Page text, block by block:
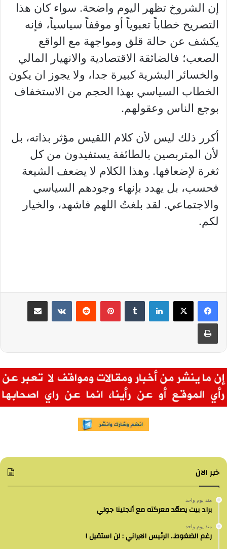
إن الشروخ تظهر اليوم واضحة. سواء كان هذا
التصريح خطاباً تعبوياً أو موقفاً سياسياً، فإنه
يكشف عن حالة قلق ومواجهة مع الواقع
الصعب؛ فالضائقة الاقتصادية والانهيار المالي
والخسائر البشرية كبيرة جدا، ولا يجوز ان يكون
الخطاب السياسي بهذا الحجم من الاستخفاف
بوجع الناس وعقولهم.
أكرر ذلك ليس لأن كلام اللقيس مؤثر بذاته، بل
لأن المتربصين بالطائفة يستفيدون من كل
ثغرة لإضعافها. وهذا الكلام لا يضعف الشيعة
فحسب، بل يهدد بإنهاء وجودهم السياسي
والاجتماعي. لقد بلغتُ اللهم فاشهد، والخيار
لكم.
لينكدإن بينتيريست مشاركة عبر البريد
طباعة
خبر الان
منذ يوم واحد
براد بيت يصعّد معركته مع أنجلينا جولي
منذ يوم واحد
رغم الضغوط.. الرئيس الايراني : لن استقيل !